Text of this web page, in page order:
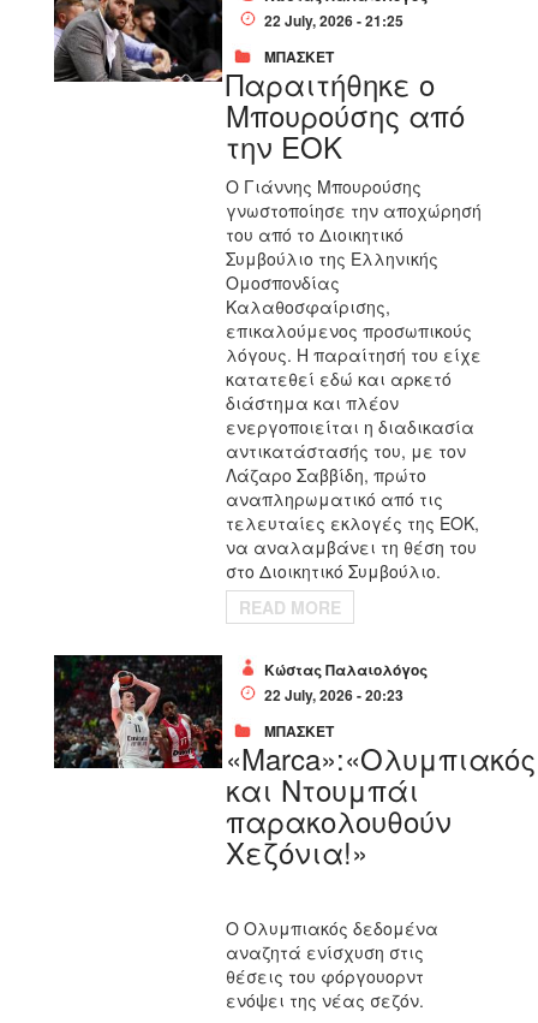
22 July, 2026 - 21:25
ΜΠΑΣΚΕΤ
Παραιτήθηκε ο
Μπουρούσης από
την ΕΟΚ
Ο Γιάννης Μπουρούσης
γνωστοποίησε την αποχώρησή
του από το Διοικητικό
Συμβούλιο της Ελληνικής
Ομοσπονδίας
Καλαθοσφαίρισης,
επικαλούμενος προσωπικούς
λόγους. Η παραίτησή του είχε
κατατεθεί εδώ και αρκετό
διάστημα και πλέον
ενεργοποιείται η διαδικασία
αντικατάστασής του, με τον
Λάζαρο Σαββίδη, πρώτο
αναπληρωματικό από τις
τελευταίες εκλογές της ΕΟΚ,
να αναλαμβάνει τη θέση του
στο Διοικητικό Συμβούλιο.
READ MORE
Κώστας Παλαιολόγος
22 July, 2026 - 20:23
ΜΠΑΣΚΕΤ
«Marca»:«Ολυμπιακός
και Ντουμπάι
παρακολουθούν
Χεζόνια!»
Ο Ολυμπιακός δεδομένα
αναζητά ενίσχυση στις
θέσεις του φόργουορντ
ενόψει της νέας σεζόν.